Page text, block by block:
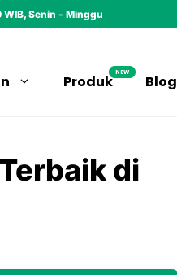
Senin - Minggu
Produk
NEW
Blog
di